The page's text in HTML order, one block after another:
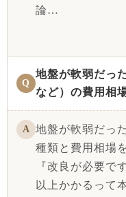
論…
Q
地盤が軟弱だっ
など）の費用相
A 地盤が軟弱だっ
種類と費用相場
『改良が必要で
以上かかるって